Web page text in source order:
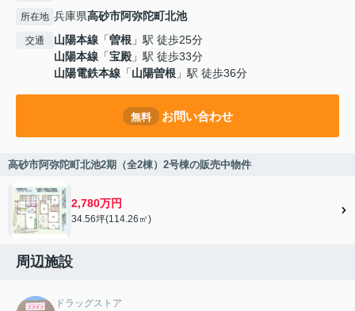
所在地 兵庫県高砂市阿弥陀町北池
交通 山陽本線 「曽根 」駅 徒歩25分
山陽本線 「宝殿 」駅 徒歩33分
山陽電鉄本線 「山陽曽根 」駅 徒歩36分
無料 お問い合わせ
高砂市阿弥陀町北池2期（全2棟）2号棟の販売中物件
2,780万円
34.56坪(114.26㎡)
周辺施設
ドラッグストア